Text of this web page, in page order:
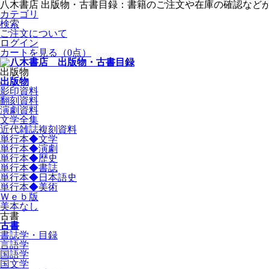
八木書店 出版物・古書目録：書籍のご注文や在庫の確認など
カテゴリ
検索
ご注文について
ログイン
カートを見る
（0点）
出版物
出版物
影印資料
翻刻資料
演劇資料
文学全集
近代雑誌複刻資料
単行本◆文学
単行本◆演劇
単行本◆歴史
単行本◆書誌
単行本◆日本語史
単行本◆美術
Ｗｅｂ版
美本なし
古書
古書
書誌学・目録
言語学
国語学
国文学